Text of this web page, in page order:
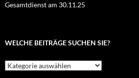
Gesamtdienst am 30.11.25
WELCHE BEITRÄGE SUCHEN SIE?
Welche
Beiträge